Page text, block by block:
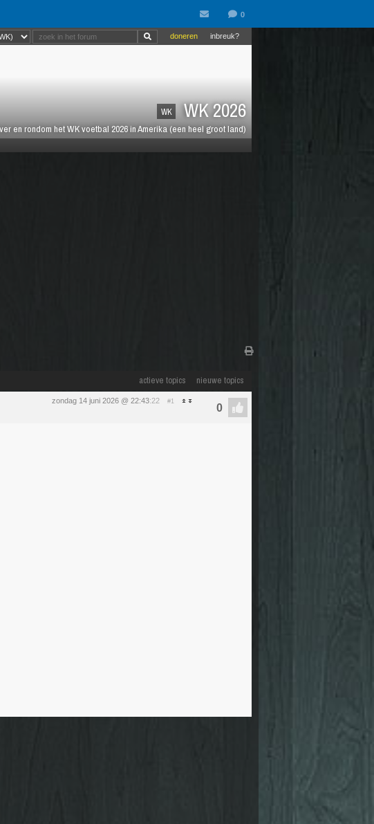
WK WK 2026
en rondom het WK voetbal 2026 in Amerika (een heel groot land)
inbreuk?
doneren
actieve topics nieuwe topics
zondag 14 juni 2026 @ 22:43:22 #1